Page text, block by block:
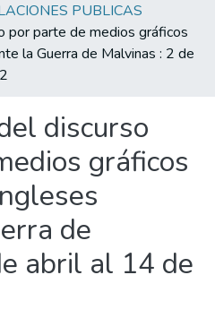
PUBLICAS
por parte de medios gráficos
la Guerra de Malvinas : 2 de
discurso
gráficos
de
abril al 14 de